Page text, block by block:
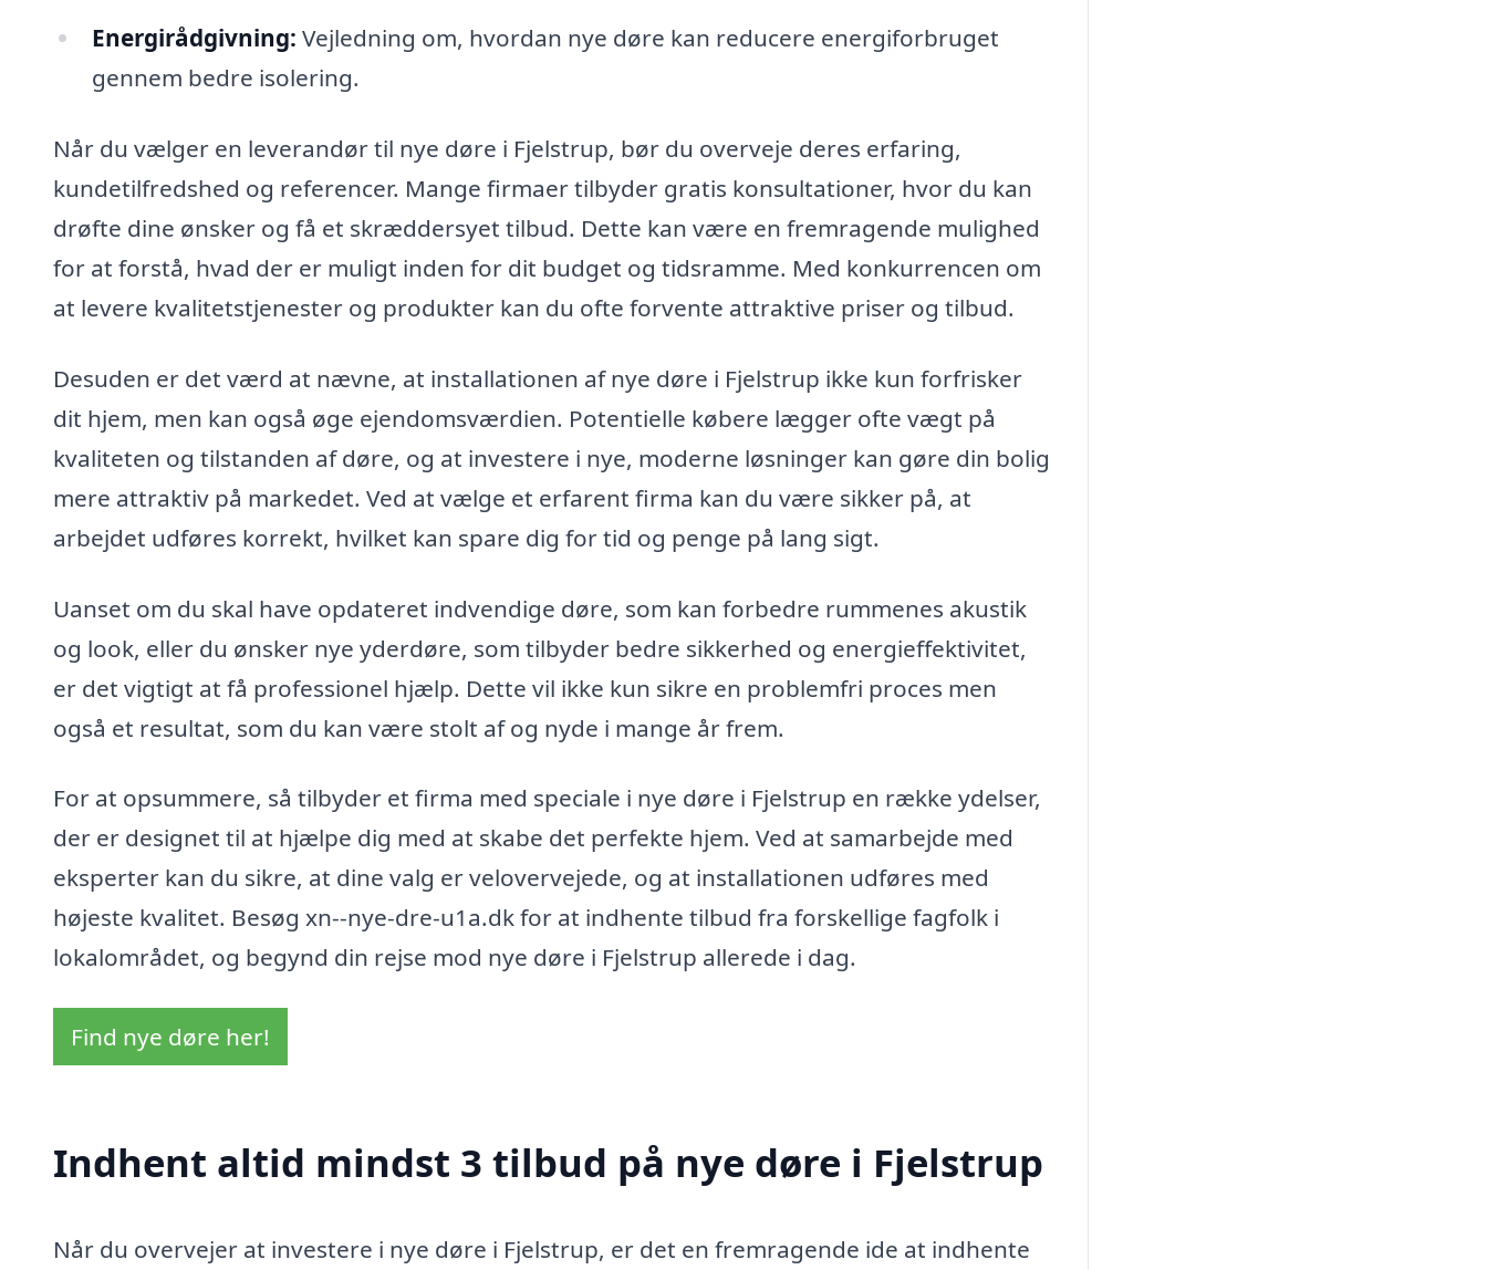
Energirådgivning: Vejledning om, hvordan nye døre kan reducere energiforbruget
gennem bedre isolering.
Når du vælger en leverandør til nye døre i Fjelstrup, bør du overveje deres erfaring,
kundetilfredshed og referencer. Mange firmaer tilbyder gratis konsultationer, hvor du kan
drøfte dine ønsker og få et skræddersyet tilbud. Dette kan være en fremragende mulighed
for at forstå, hvad der er muligt inden for dit budget og tidsramme. Med konkurrencen om
at levere kvalitetstjenester og produkter kan du ofte forvente attraktive priser og tilbud.
Desuden er det værd at nævne, at installationen af nye døre i Fjelstrup ikke kun forfrisker
dit hjem, men kan også øge ejendomsværdien. Potentielle købere lægger ofte vægt på
kvaliteten og tilstanden af døre, og at investere i nye, moderne løsninger kan gøre din bolig
mere attraktiv på markedet. Ved at vælge et erfarent firma kan du være sikker på, at
arbejdet udføres korrekt, hvilket kan spare dig for tid og penge på lang sigt.
Uanset om du skal have opdateret indvendige døre, som kan forbedre rummenes akustik
og look, eller du ønsker nye yderdøre, som tilbyder bedre sikkerhed og energieffektivitet,
er det vigtigt at få professionel hjælp. Dette vil ikke kun sikre en problemfri proces men
også et resultat, som du kan være stolt af og nyde i mange år frem.
For at opsummere, så tilbyder et firma med speciale i nye døre i Fjelstrup en række ydelser,
der er designet til at hjælpe dig med at skabe det perfekte hjem. Ved at samarbejde med
eksperter kan du sikre, at dine valg er velovervejede, og at installationen udføres med
højeste kvalitet. Besøg xn--nye-dre-u1a.dk for at indhente tilbud fra forskellige fagfolk i
lokalområdet, og begynd din rejse mod nye døre i Fjelstrup allerede i dag.
Find nye døre her!
Indhent altid mindst 3 tilbud på nye døre i Fjelstrup
Når du overvejer at investere i nye døre i Fjelstrup, er det en fremragende ide at indhente